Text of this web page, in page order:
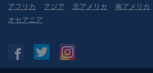
アフリカ アジア 北アメリカ 南アメリカ
オセアニア